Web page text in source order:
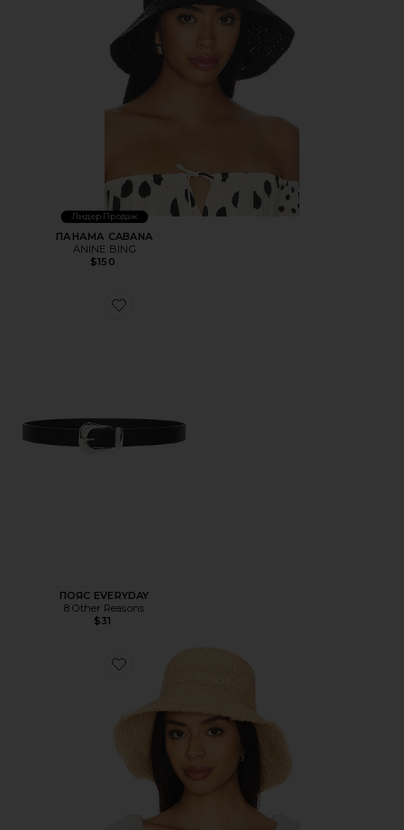
Лидер Продаж
ПАНАМА CABANA
ANINE BING
$150
Favorite ПОЯС EVERYDAY
ПОЯС EVERYDAY
8 Other Reasons
$31
Favorite ПАНАМА PACO